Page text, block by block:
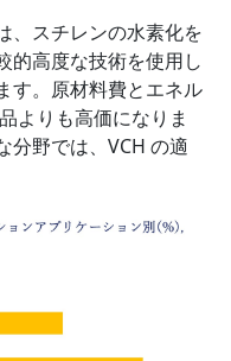
、スチレンの水素化を
的高度な技術を使用し
す。原材料費とエネル
よりも高価になりま
分野では、VCH の適